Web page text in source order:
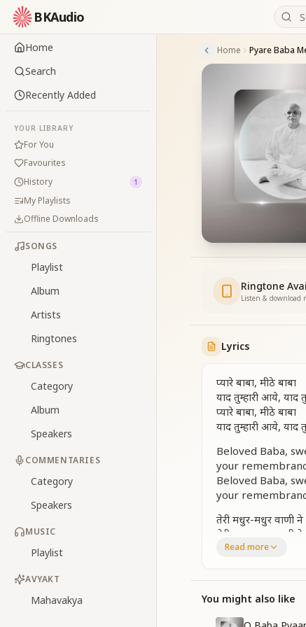
BKAudio
Home
Search
Recently Added
YOUR LIBRARY
For You
Favourites
History
1
My Playlists
Offline Downloads
SONGS
Playlist
Album
Artists
Ringtones
CLASSES
Category
Album
Speakers
COMMENTARIES
Category
Speakers
MUSIC
Playlist
AVYAKT
Mahavakya
Home Pyare Baba
Ringtone
Listen & download
Lyrics
प्यारे बाबा, मीठे बाबा
याद तुम्हारी आये, याद
प्यारे बाबा, मीठे बाबा
याद तुम्हारी आये, याद
Beloved Baba,
your
Beloved Baba,
your
तेरी मधुर-मधुर वाणी ने
तेरी मधुर-मधुर वाणी ने
तेरे एक-एक कर्म ने
हम सब बच्चे ओ ब्रह्मा
याद तुम्हारी आये
Your sweet,
Read more
You might also like